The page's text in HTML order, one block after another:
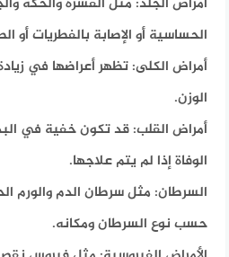
الحساسية أو الإصابة بالفطريات أو
أمراض الكلى: تظهر أعراضها في
الوزن.
أمراض القلب: قد تكون خفية في
الوفاة إذا لم يتم علاجها.
السرطان: مثل سرطان الدم والورم
حسب نوع السرطان ومكانه.